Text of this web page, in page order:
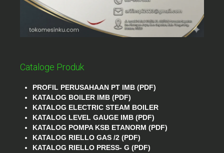
Cataloge Produk
PROFIL PERUSAHAAN PT IMB (PDF)
KATALOG BOILER IMB (PDF)
KATALOG ELECTRIC STEAM BOILER
KATALOG LEVEL GAUGE IMB (PDF)
KATALOG POMPA KSB ETANORM (PDF)
KATALOG RIELLO GAS /2 (PDF)
KATALOG RIELLO PRESS- G (PDF)